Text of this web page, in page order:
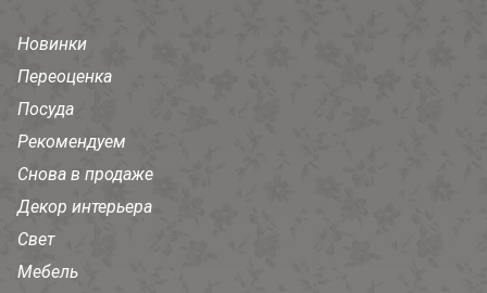
Новинки
Переоценка
Посуда
Рекомендуем
Снова в продаже
Декор интерьера
Свет
Мебель